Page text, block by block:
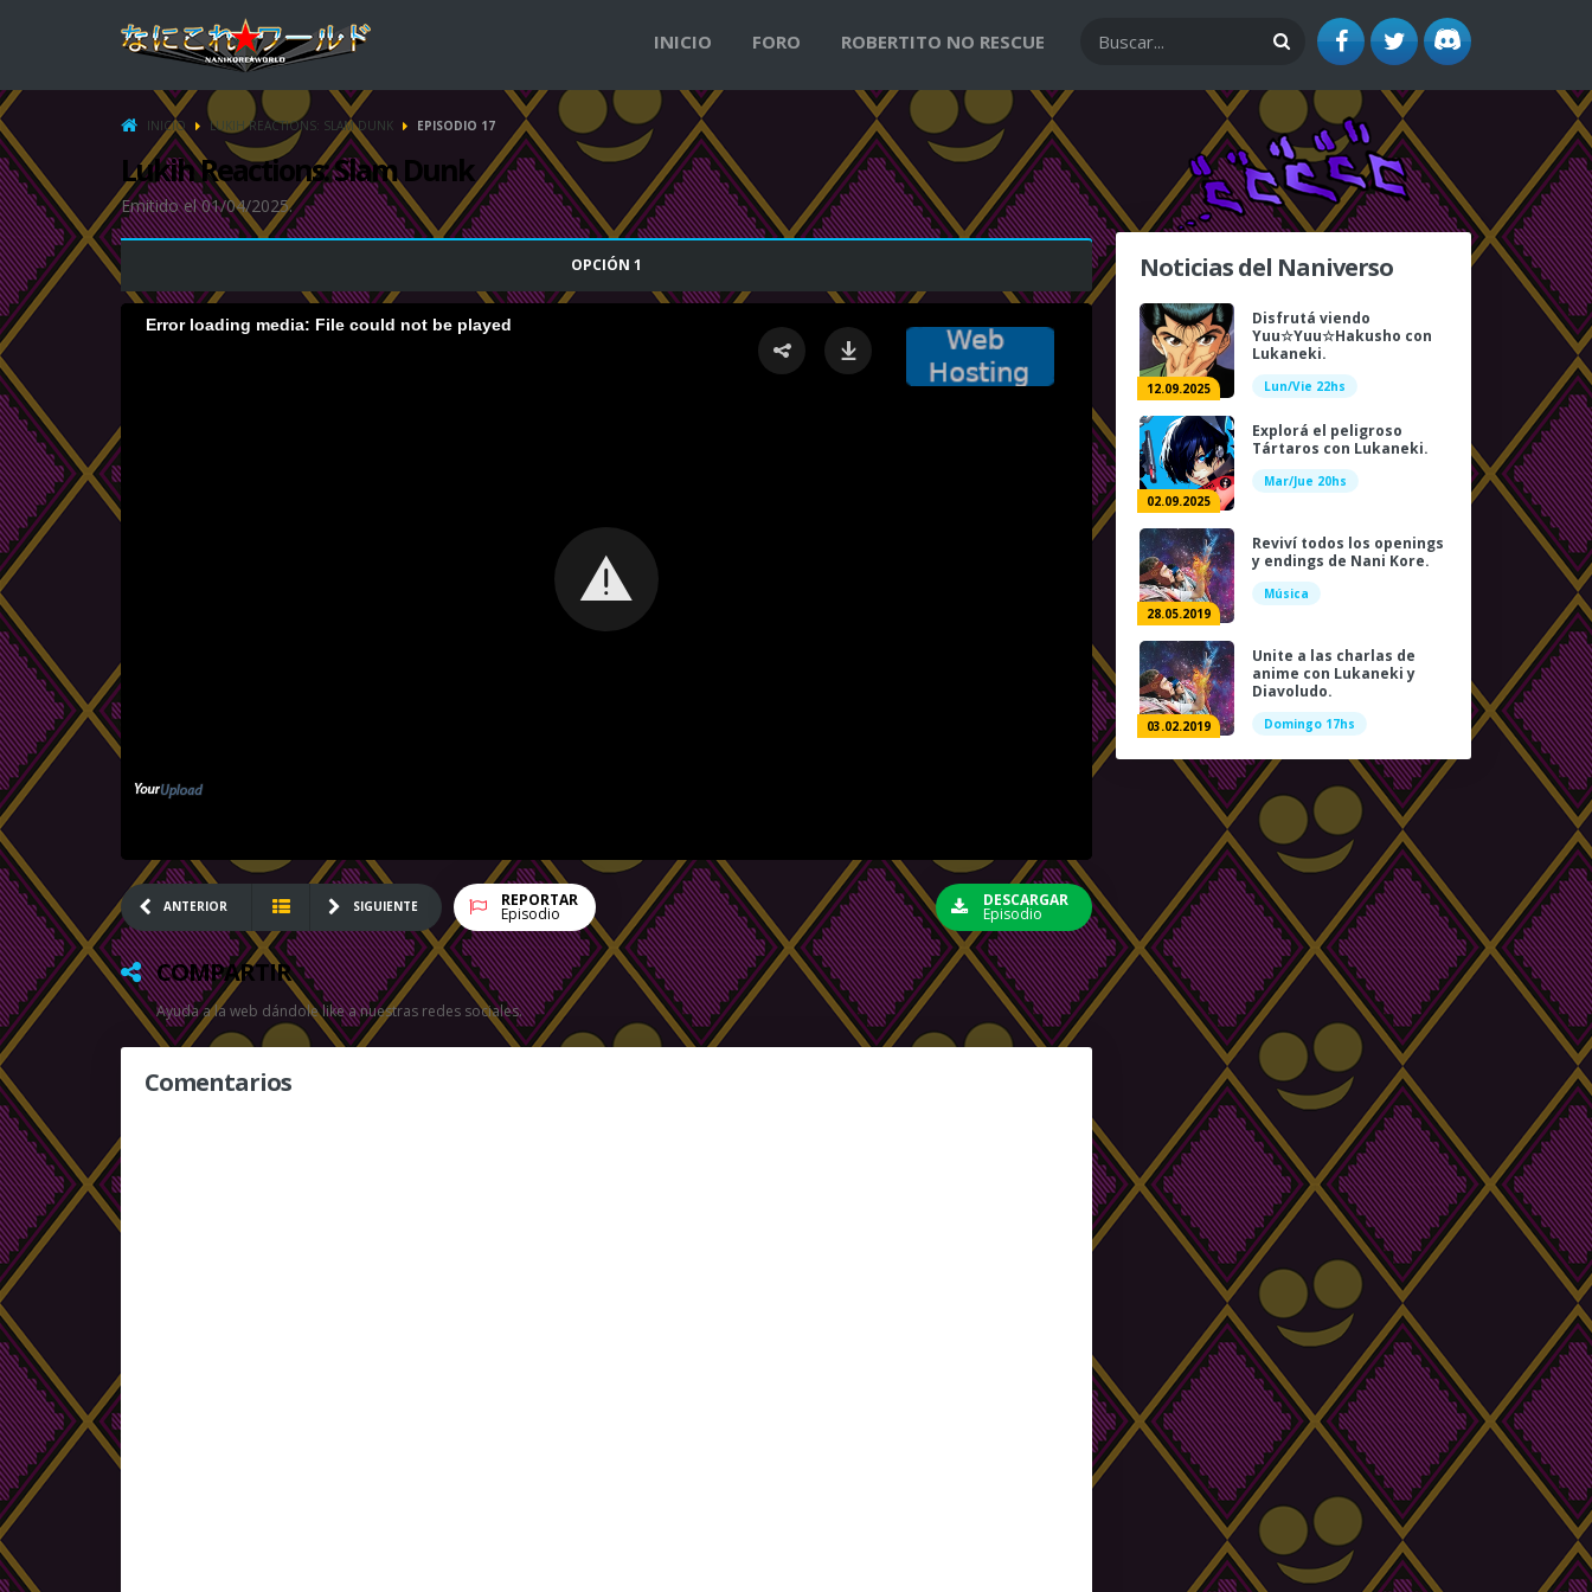
INICIO FORO ROBERTITO NO RESCUE
INICIO LUKIH REACTIONS: SLAM DUNK EPISODIO 17
Lukih Reactions: Slam Dunk
Emitido el 01/04/2025.
OPCIÓN 1
ANTERIOR SIGUIENTE REPORTAR
Episodio
DESCARGAR
Episodio
COMPARTIR
Ayuda a la web dándole like a nuestras redes sociales.
Comentarios
Noticias del Naniverso
12.09.2025
Disfrutá viendo
Yuu☆Yuu☆Hakusho con
Lukaneki.
Lun/Vie 22hs
02.09.2025
Explorá el peligroso
Tártaros con Lukaneki.
Mar/Jue 20hs
28.05.2019
Reviví todos los openings
y endings de Nani Kore.
Música
03.02.2019
Unite a las charlas de
anime con Lukaneki y
Diavoludo.
Domingo 17hs